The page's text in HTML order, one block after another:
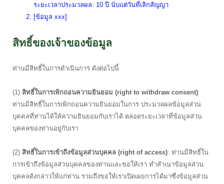
ระยะเวลาประมวลผล: 10 ปี นับแต่วันที่เลิกสัญญา
[ข้อมูล xxx]
สิทธิ์ของเจ้าของข้อมูล
ท่านมีสิทธิ์ในการดำเนินการ ดังต่อไปนี้
(1) สิทธิ์ในการเพิกถอนความยินยอม (right to withdraw consent):
ท่านมีสิทธิ์ในการเพิกถอนความยินยอมในการ ประมวลผลข้อมูลส่วน
บุคคลที่ท่านได้ให้ความยินยอมกับเราได้ ตลอดระยะเวลาที่ข้อมูลส่วน
บุคคลของท่านอยู่กับเรา
(2) สิทธิ์ในการเข้าถึงข้อมูลส่วนบุคคล (right of access): ท่านมีสิทธิ์ใน
การเข้าถึงข้อมูลส่วนบุคคลของท่านและขอให้เรา ทำสำเนาข้อมูลส่วน
บุคคลดังกล่าวให้แก่ท่าน รวมถึงขอให้เราเปิดเผยการได้มาซึ่งข้อมูลส่วน